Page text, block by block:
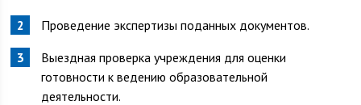
Проведение экспертизы поданных документов.
Выездная проверка учреждения для оценки
готовности к ведению образовательной
деятельности.